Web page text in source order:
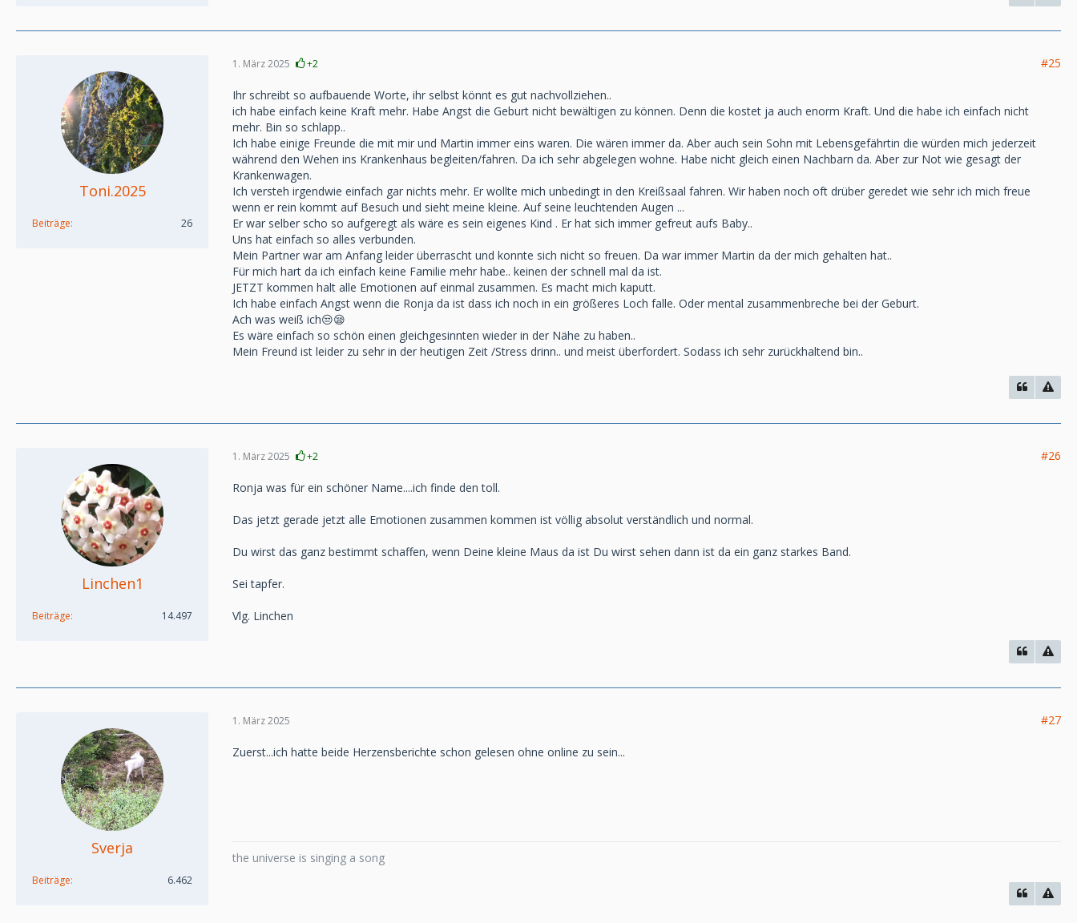
Toni.2025
Beiträge 26
1. März 2025 +2 #25
Ihr schreibt so aufbauende Worte, ihr selbst könnt es gut nachvollziehen..
ich habe einfach keine Kraft mehr. Habe Angst die Geburt nicht bewältigen zu können. Denn die kostet ja auch enorm Kraft. Und die habe ich einfach nicht
mehr. Bin so schlapp..
Ich habe einige Freunde die mit mir und Martin immer eins waren. Die wären immer da. Aber auch sein Sohn mit Lebensgefährtin die würden mich jederzeit
während den Wehen ins Krankenhaus begleiten/fahren. Da ich sehr abgelegen wohne. Habe nicht gleich einen Nachbarn da. Aber zur Not wie gesagt der
Krankenwagen.
Ich versteh irgendwie einfach gar nichts mehr. Er wollte mich unbedingt in den Kreißsaal fahren. Wir haben noch oft drüber geredet wie sehr ich mich freue
wenn er rein kommt auf Besuch und sieht meine kleine. Auf seine leuchtenden Augen ...
Er war selber scho so aufgeregt als wäre es sein eigenes Kind . Er hat sich immer gefreut aufs Baby..
Uns hat einfach so alles verbunden.
Mein Partner war am Anfang leider überrascht und konnte sich nicht so freuen. Da war immer Martin da der mich gehalten hat..
Für mich hart da ich einfach keine Familie mehr habe.. keinen der schnell mal da ist.
JETZT kommen halt alle Emotionen auf einmal zusammen. Es macht mich kaputt.
Ich habe einfach Angst wenn die Ronja da ist dass ich noch in ein größeres Loch falle. Oder mental zusammenbreche bei der Geburt.
Ach was weiß ich😒😪
Es wäre einfach so schön einen gleichgesinnten wieder in der Nähe zu haben..
Mein Freund ist leider zu sehr in der heutigen Zeit /Stress drinn.. und meist überfordert. Sodass ich sehr zurückhaltend bin..
Linchen1
Beiträge 14.497
1. März 2025 +2 #26
Ronja was für ein schöner Name....ich finde den toll.
Das jetzt gerade jetzt alle Emotionen zusammen kommen ist völlig absolut verständlich und normal.
Du wirst das ganz bestimmt schaffen, wenn Deine kleine Maus da ist Du wirst sehen dann ist da ein ganz starkes Band.
Sei tapfer.
Vlg. Linchen
Sverja
Beiträge 6.462
1. März 2025 #27
Zuerst...ich hatte beide Herzensberichte schon gelesen ohne online zu sein...
the universe is singing a song